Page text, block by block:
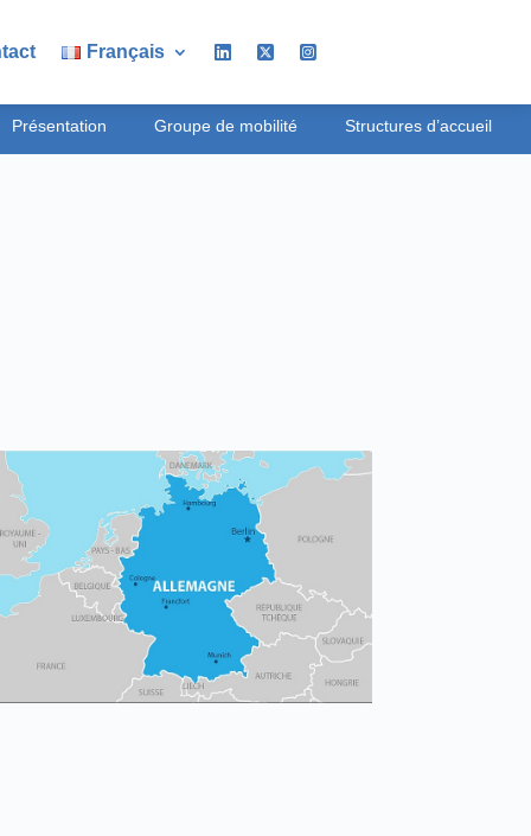
Français
Présentation Groupe de mobilité Structures d’accueil